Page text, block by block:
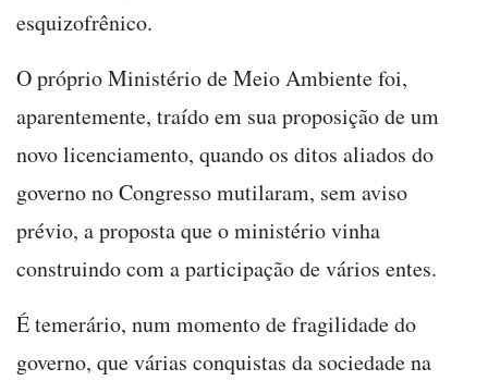
esquizofrênico.
O próprio Ministério de Meio Ambiente foi,
aparentemente, traído em sua proposição de um
novo licenciamento, quando os ditos aliados do
governo no Congresso mutilaram, sem aviso
prévio, a proposta que o ministério vinha
construindo com a participação de vários entes.
É temerário, num momento de fragilidade do
governo, que várias conquistas da sociedade na